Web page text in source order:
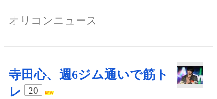
オリコンニュース
寺田心、週6ジム通いで筋ト
レ
20